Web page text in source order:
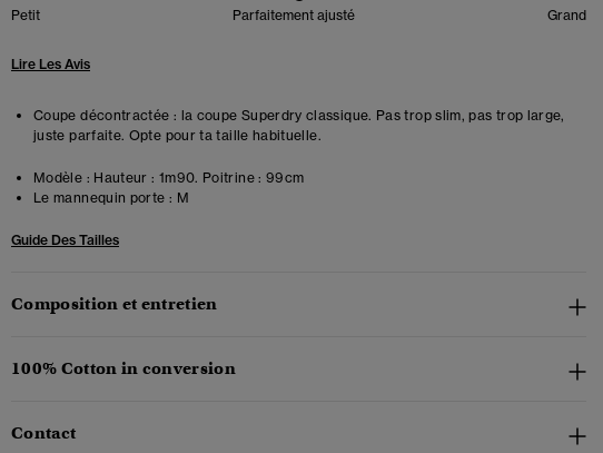
Petit Parfaitement ajusté Grand
Lire Les Avis
Coupe décontractée : la coupe Superdry classique. Pas trop slim, pas trop large,
juste parfaite. Opte pour ta taille habituelle.
Modèle : Hauteur : 1m90. Poitrine : 99cm
Le mannequin porte : M
Guide Des Tailles
Composition et entretien
100% Cotton in conversion
Contact